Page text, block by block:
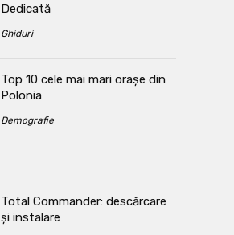
Dedicată
Ghiduri
Top 10 cele mai mari orașe din
Polonia
Demografie
Total Commander: descărcare
și instalare